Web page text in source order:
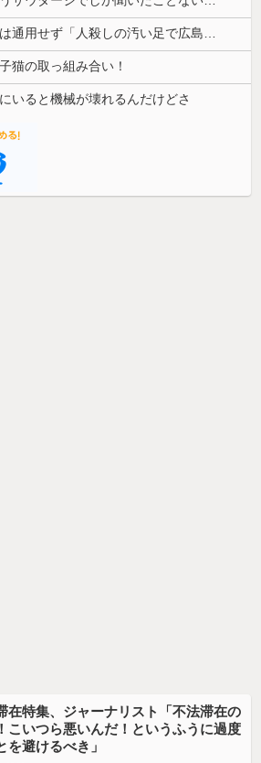
左翼市民団体、広島では通用せず「人殺しの汚い足で広島の土を踏むな！」→広島県民「お前らの方が汚いんじゃ！」「ワシらが広島県民じゃ」
猫の取っ組み合い！
いると機械が壊れるんだけどさ
在特集、ジャーナリスト「不法滞在の
こいつら悪いんだ！というふうに過度
避けるべき」